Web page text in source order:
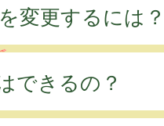
変更するには
できるの？